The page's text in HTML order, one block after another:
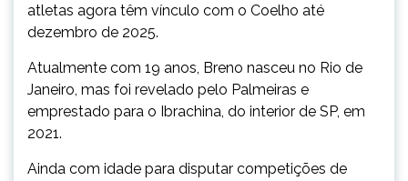
atletas agora têm vínculo com o Coelho até
dezembro de 2025.
Atualmente com 19 anos, Breno nasceu no Rio de
Janeiro, mas foi revelado pelo Palmeiras e
emprestado para o Ibrachina, do interior de SP, em
2021.
Ainda com idade para disputar competições de